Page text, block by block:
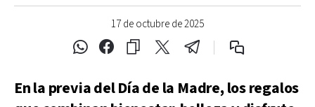
17 de octubre de 2025
En la previa del Día de la Madre, los regalos